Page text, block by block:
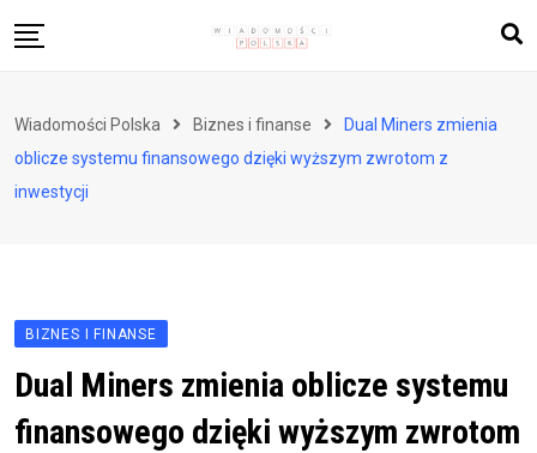
to
Zdrowie i styl życia
Polityka i społeczeństwo
Wiadomości Polska Biznes i finanse
Dual Miners zmienia
oblicze systemu finansowego dzięki wyższym zwrotom z
inwestycji
BIZNES I FINANSE
Dual Miners zmienia oblicze systemu
finansowego dzięki wyższym zwrotom